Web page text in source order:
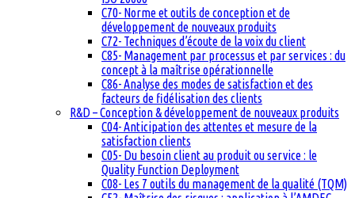
C70- Norme et outils de conception et de
développement de nouveaux produits
C72- Techniques d’écoute de la voix du client
C85- Management par processus et par services : du
concept à la maîtrise opérationnelle
C86- Analyse des modes de satisfaction et des
facteurs de fidélisation des clients
R&D – Conception & développement de nouveaux produits
C04- Anticipation des attentes et mesure de la
satisfaction clients
C05- Du besoin client au produit ou service : le
Quality Function Deployment
C08- Les 7 outils du management de la qualité (TQM)